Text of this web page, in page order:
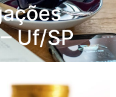
Uf/SP